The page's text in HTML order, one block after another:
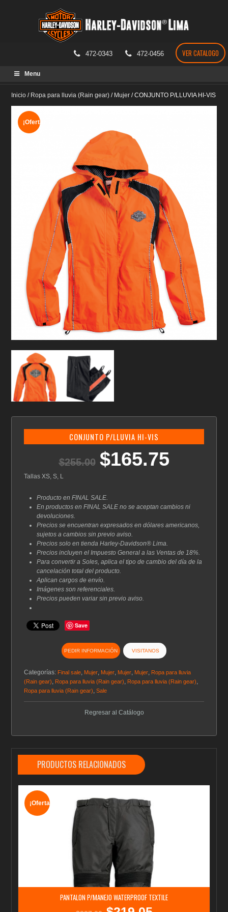
472-0343 472-0456 VER CATALOGO
Menu
Inicio / Ropa para lluvia (Rain gear) / Mujer /CONJUNTO P/LLUVIA HI-VIS
¡Oferta!
CONJUNTO P/LLUVIA HI-VIS
$255.00 El
precio
$255.00.
$165.75El
precio
Tallas XS, S, L
Producto en FINAL SALE.
En productos en FINAL SALE no se aceptan cambios ni
devoluciones.
Precios se encuentran expresados en dólares americanos,
sujetos a cambios sin previo aviso.
Precios solo en tienda Harley-Davidson® Lima.
Precios incluyen el Impuesto General a las Ventas de 18%.
Para convertir a Soles, aplica el tipo de cambio del día de la
cancelación total del producto.
Aplican cargos de envío.
Imágenes son referenciales.
Precios pueden variar sin previo aviso.
Save
PEDIR INFORMACIÓN VISITANOS
Categorías: Final sale, Mujer, Mujer, Mujer, Mujer, Ropa para lluvia
(Rain gear), Ropa para lluvia (Rain gear), Ropa para lluvia (Rain gear),
Ropa para lluvia (Rain gear),Sale
Regresar al Catálogo
PRODUCTOS RELACIONADOS
¡Oferta!
PANTALON P/MANEJO WATERPROOF TEXTILE
El
El